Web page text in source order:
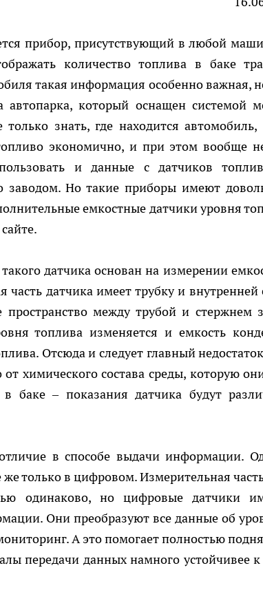
прибор, присутствующий в любой
количество топлива в баке
такая информация особенно важная,
автопарка, который оснащен системой
знать, где находится
экономично, и при этом вообще
и данные с датчиков
заводом. Но такие приборы имеют
емкостные датчики уровня
датчика основан на измерении
датчика имеет трубку и внутренней
пространство между трубой и стержнем
топлива изменяется и емкость
Отсюда и следует главный
химического состава среды, которую
баке – показания датчика будут
в способе выдачи информации.
только в цифровом. Измерительная
одинаково, но цифровые датчики
Они преобразуют все данные об
А это помогает полностью
передачи данных намного устойчивее